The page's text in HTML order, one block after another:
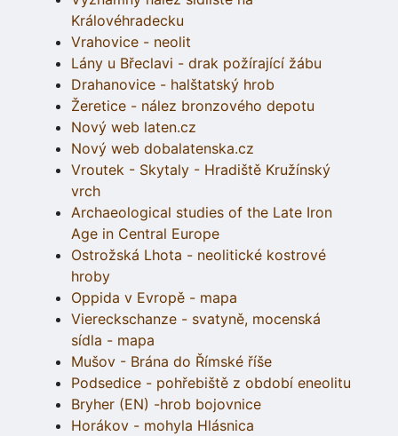
Královéhradecku
Vrahovice - neolit
Lány u Břeclavi - drak požírající žábu
Drahanovice - halštatský hrob
Žeretice - nález bronzového depotu
Nový web laten.cz
Nový web dobalatenska.cz
Vroutek - Skytaly - Hradiště Kružínský
vrch
Archaeological studies of the Late Iron
Age in Central Europe
Ostrožská Lhota - neolitické kostrové
hroby
Oppida v Evropě - mapa
Viereckschanze - svatyně, mocenská
sídla - mapa
Mušov - Brána do Římské říše
Podsedice - pohřebiště z období eneolitu
Bryher (EN) -hrob bojovnice
Horákov - mohyla Hlásnica